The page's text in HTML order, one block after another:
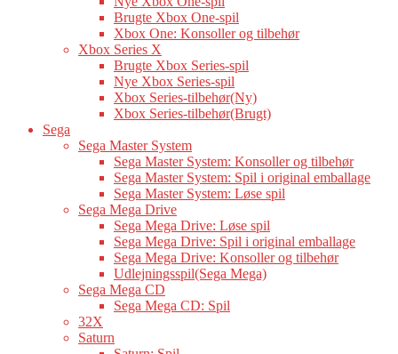
Brugte Xbox One-spil
Xbox One: Konsoller og tilbehør
Xbox Series X
Brugte Xbox Series-spil
Nye Xbox Series-spil
Xbox Series-tilbehør(Ny)
Xbox Series-tilbehør(Brugt)
Sega
Sega Master System
Sega Master System: Konsoller og tilbehør
Sega Master System: Spil i original emballage
Sega Master System: Løse spil
Sega Mega Drive
Sega Mega Drive: Løse spil
Sega Mega Drive: Spil i original emballage
Sega Mega Drive: Konsoller og tilbehør
Udlejningsspil(Sega Mega)
Sega Mega CD
Sega Mega CD: Spil
32X
Saturn